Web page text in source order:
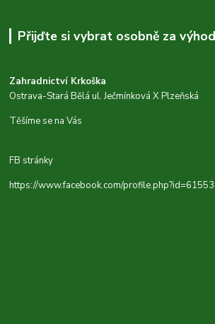
Přijďte si vybrat osobně za
Zahradnictví Krkoška
Ostrava-Stará Bělá ul. Ječmínková X Plzeňská
Těšíme se na Vás
FB stránky
https://www.facebook.com/